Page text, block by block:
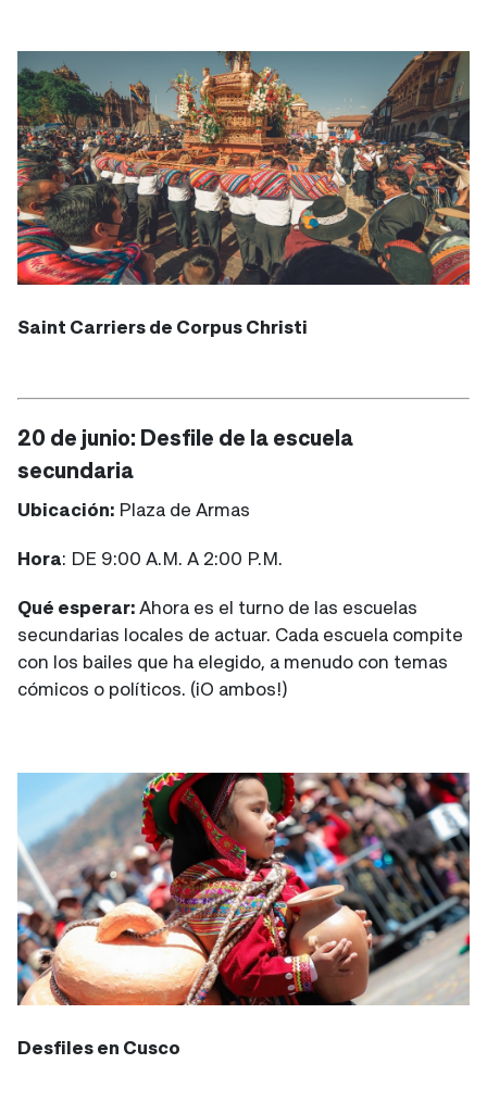
Saint Carriers de Corpus Christi
20 de junio: Desfile de la escuela
secundaria
Ubicación: Plaza de Armas
Hora: DE 9:00 A.M. A 2:00 P.M.
Qué esperar:Ahora es el turno de las escuelas
secundarias locales de actuar. Cada escuela compite
con los bailes que ha elegido, a menudo con temas
cómicos o políticos. (¡O ambos!)
Desfiles en Cusco